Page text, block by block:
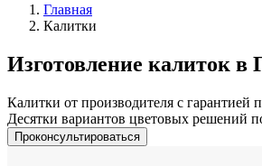
Главная
Калитки
Изготовление калиток в
Калитки от производителя с гарантией
Десятки вариантов цветовых решений
Проконсультироваться